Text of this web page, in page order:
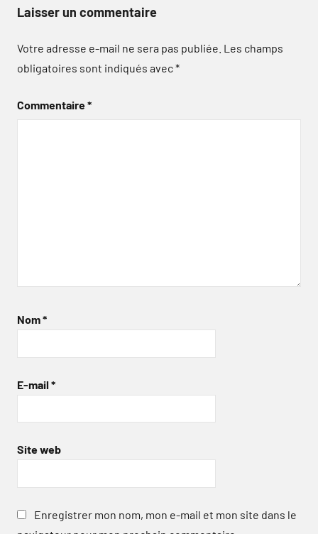
Laisser un commentaire
Votre adresse e-mail ne sera pas publiée. Les champs
obligatoires sont indiqués avec*
Commentaire*
Nom*
E-mail *
Site web
Enregistrer mon nom, mon e-mail et mon site dans le